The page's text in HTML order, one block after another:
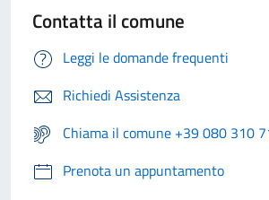
Contatta il comune
Leggi le domande frequenti
Richiedi Assistenza
Chiama il comune +39 080 310
Prenota un appuntamento